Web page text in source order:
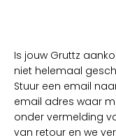
Is jouw Gruttz
niet helemaal
Stuur een email
email adres waar
onder vermelding
van retour en we